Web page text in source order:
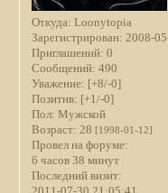
Откуда: Loonytopia
Зарегистрирован: 2008-
Приглашений: 0
Сообщений: 490
Уважение: [+8/-0]
Позитив: [+1/-0]
Пол: Мужской
Возраст: 28 [1998-01-12]
Провел на форуме:
6 часов 38 минут
Последний визит: